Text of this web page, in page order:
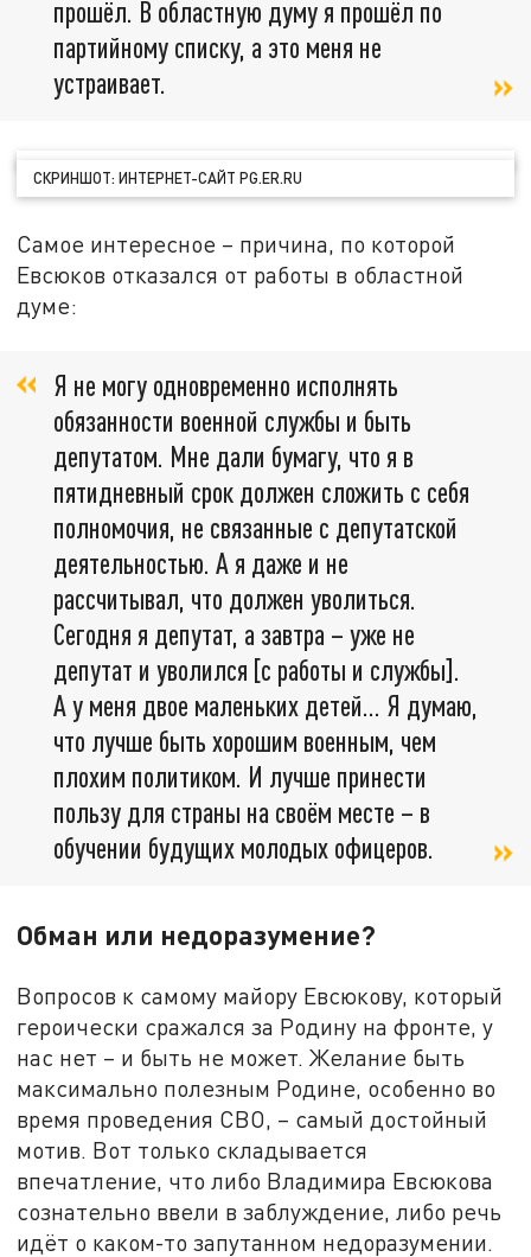
прошёл. В областную думу я прошёл по
партийному списку, а это меня не
устраивает.
СКРИНШОТ: ИНТЕРНЕТ-САЙТ PG.ER.RU
Самое интересное – причина, по которой
Евсюков отказался от работы в областной
думе:
Я не могу одновременно исполнять
обязанности военной службы и быть
депутатом. Мне дали бумагу, что я в
пятидневный срок должен сложить с себя
полномочия, не связанные с депутатской
деятельностью. А я даже и не
рассчитывал, что должен уволиться.
Сегодня я депутат, а завтра – уже не
депутат и уволился [с работы и службы].
А у меня двое маленьких детей… Я думаю,
что лучше быть хорошим военным, чем
плохим политиком. И лучше принести
пользу для страны на своём месте – в
обучении будущих молодых офицеров.
Обман или недоразумение?
Вопросов к самому майору Евсюкову, который
героически сражался за Родину на фронте, у
нас нет – и быть не может. Желание быть
максимально полезным Родине, особенно во
время проведения СВО, – самый достойный
мотив. Вот только складывается
впечатление, что либо Владимира Евсюкова
сознательно ввели в заблуждение, либо речь
идёт о каком-то запутанном недоразумении.